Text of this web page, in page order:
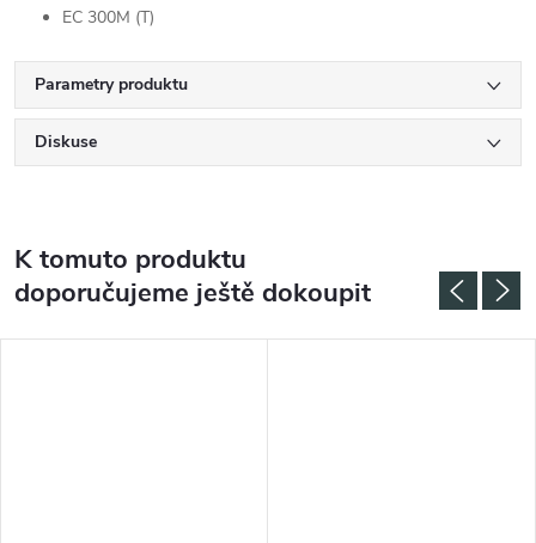
EC 300M (T)
Parametry produktu
Diskuse
K tomuto produktu
doporučujeme ještě dokoupit